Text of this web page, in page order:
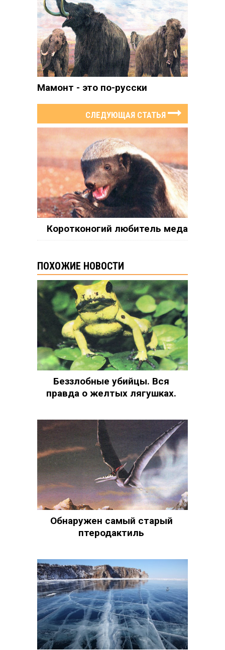
Мамонт - это по-русски
СЛЕДУЮЩАЯ СТАТЬЯ
Коротконогий любитель меда
ПОХОЖИЕ НОВОСТИ
Беззлобные убийцы. Вся
правда о желтых лягушках.
Обнаружен самый старый
птеродактиль